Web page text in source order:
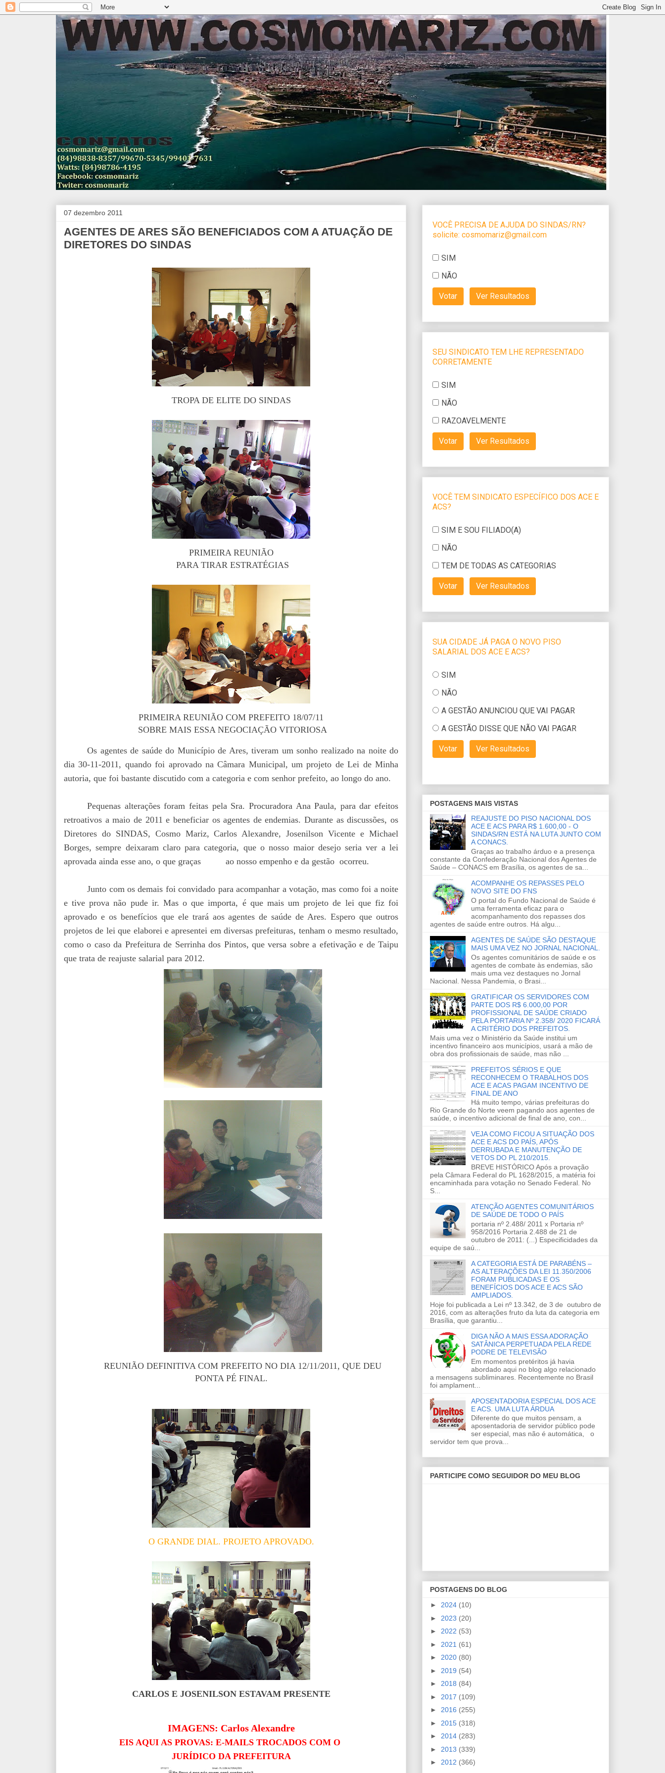
07 dezembro 2011
AGENTES DE ARES SÃO BENEFICIADOS COM A ATUAÇÃO DE
DIRETORES DO SINDAS
TROPA DE ELITE DO SINDAS
PRIMEIRA REUNIÃO
PARA TIRAR ESTRATÉGIAS
PRIMEIRA REUNIÃO COM PREFEITO 18/07/11
SOBRE MAIS ESSA NEGOCIAÇÃO VITORIOSA
Os agentes de saúde do Município de Ares, tiveram um sonho realizado na noite do
dia 30-11-2011, quando foi aprovado na Câmara Municipal, um projeto de Lei de Minha
autoria, que foi bastante discutido com a categoria e com senhor prefeito, ao longo do ano.
Pequenas alterações foram feitas pela Sra. Procuradora Ana Paula, para dar efeitos
retroativos a maio de 2011 e beneficiaros agentes de endemias. Durante as discussões, os
Diretores do SINDAS, Cosmo Mariz, Carlos Alexandre, Josenilson Vicente e Michael
Borges, sempre deixaram claro para categoria, que o nosso maior desejo seria ver a lei
aprovada ainda esse ano, o que graças ao nosso empenho e da gestão ocorreu.
Junto com os demais foi convidado para acompanhar a votação, mas como foi a noite
e tive prova não pude ir. Mas o que importa, é que mais um projeto de lei que fiz foi
aprovado e os benefícios que ele trará aos agentes de saúde de Ares. Espero que outros
projetos de lei que elaborei e apresentei em diversas prefeituras, tenham o mesmo resultado,
como o caso da Prefeitura de Serrinha dos Pintos, que versa sobre a efetivação e de Taipu
que trata de reajuste salarial para 2012.
REUNIÃO DEFINITIVA COM PREFEITO NO DIA 12/11/2011, QUE DEU
PONTA PÉ FINAL.
O GRANDE DIAL. PROJETO APROVADO.
CARLOS E JOSENILSON ESTAVAM PRESENTE
IMAGENS: Carlos Alexandre
EIS AQUI AS PROVAS: E-MAILS TROCADOS COM O
JURÍDICO DA PREFEITURA
POSTAGENS MAIS VISTAS
REAJUSTE DO PISO NACIONAL DOS
ACE E ACS PARA R$ 1.600,00 - O
SINDAS/RN ESTÁ NA LUTA JUNTO COM
A CONACS.
Graças ao trabalho árduo e a presença
constante da Confederação Nacional dos Agentes de
Saúde – CONACS em Brasília, os agentes de sa...
ACOMPANHE OS REPASSES PELO
NOVO SITE DO FNS
O portal do Fundo Nacional de Saúde é
uma ferramenta eficaz para o
acompanhamento dos repasses dos
agentes de saúde entre outros. Há algu...
AGENTES DE SAÚDE SÃO DESTAQUE
MAIS UMA VEZ NO JORNAL NACIONAL.
Os agentes comunitários de saúde e os
agentes de combate às endemias, são
mais uma vez destaques no Jornal
Nacional. Nessa Pandemia, o Brasi...
GRATIFICAR OS SERVIDORES COM
PARTE DOS R$ 6.000,00 POR
PROFISSIONAL DE SAÚDE CRIADO
PELA PORTARIA Nº 2.358/ 2020 FICARÁ
A CRITÉRIO DOS PREFEITOS.
Mais uma vez o Ministério da Saúde institui um
incentivo financeiro aos municípios, usará a mão de
obra dos profissionais de saúde, mas não ...
PREFEITOS SÉRIOS E QUE
RECONHECEM O TRABALHOS DOS
ACE E ACAS PAGAM INCENTIVO DE
FINAL DE ANO
Há muito tempo, várias prefeituras do
Rio Grande do Norte veem pagando aos agentes de
saúde, o incentivo adicional de final de ano, con...
VEJA COMO FICOU A SITUAÇÃO DOS
ACE E ACS DO PAÍS, APÓS
DERRUBADA E MANUTENÇÃO DE
VETOS DO PL 210/2015.
BREVE HISTÓRICO Após a provação
pela Câmara Federal do PL 1628/2015, a matéria foi
encaminhada para votação no Senado Federal. No
S...
ATENÇÃO AGENTES COMUNITÁRIOS
DE SAÚDE DE TODO O PAÍS
portaria nº 2.488/ 2011 x Portaria nº
958/2016 Portaria 2.488 de 21 de
outubro de 2011: (...) Especificidades da
equipe de saú...
A CATEGORIA ESTÁ DE PARABÉNS –
AS ALTERAÇÕES DA LEI 11.350/2006
FORAM PUBLICADAS E OS
BENEFÍCIOS DOS ACE E ACS SÃO
AMPLIADOS.
Hoje foi publicada a Lei nº 13.342, de 3 de outubro de
2016, com as alterações fruto da luta da categoria em
Brasília, que garantiu...
DIGA NÃO A MAIS ESSA ADORAÇÃO
SATÂNICA PERPETUADA PELA REDE
PODRE DE TELEVISÃO
Em momentos pretéritos já havia
abordado aqui no blog algo relacionado
a mensagens subliminares. Recentemente no Brasil
foi amplament...
APOSENTADORIA ESPECIAL DOS ACE
E ACS. UMA LUTA ÁRDUA
Diferente do que muitos pensam, a
aposentadoria de servidor público pode
ser especial, mas não é automática, o
servidor tem que prova...
PARTICIPE COMO SEGUIDOR DO MEU BLOG
POSTAGENS DO BLOG
► 2024 (10)
► 2023 (20)
► 2022 (53)
► 2021 (61)
► 2020 (80)
► 2019 (54)
► 2018 (84)
► 2017 (109)
► 2016 (255)
► 2015 (318)
► 2014 (283)
► 2013 (339)
► 2012 (366)